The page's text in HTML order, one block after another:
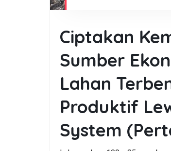
Ciptakan
Sumber
Lahan
Produktif
System